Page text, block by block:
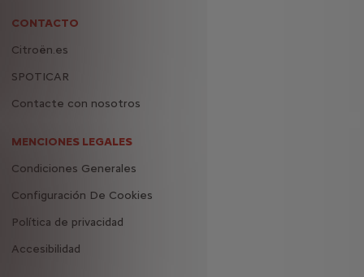
CONTACTO
Citroën.es
SPOTICAR
Contacte con nosotros
MENCIONES LEGALES
Condiciones Generales
Configuración De Cookies
Política de privacidad
Accesibilidad